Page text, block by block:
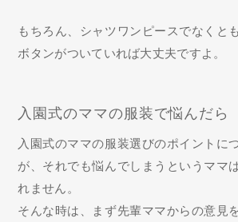
もちろん、シャツワンピースでなくと
ボタンがついていれば大丈夫ですよ。
入園式のママの服装で悩んだら
入園式のママの服装選びのポイントに
が、それでも悩んでしまうというママ
れません。
そんな時は、まず先輩ママからの意見